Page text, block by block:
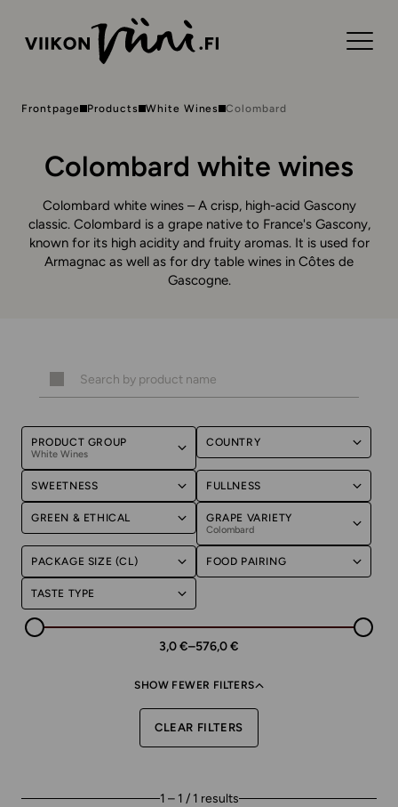
Frontpage Products White Wines Colombard
Colombard white wines
Colombard white wines – A crisp, high-acid Gascony
classic. Colombard is a grape native to France's Gascony,
known for its high acidity and fruity aromas. It is used for
Armagnac as well as for dry table wines in Côtes de
Gascogne.
PRODUCT GROUP
White Wines
COUNTRY
SWEETNESS FULLNESS
GREEN & ETHICAL GRAPE VARIETY
Colombard
PACKAGE SIZE (CL) FOOD PAIRING
TASTE TYPE
3,0 €–576,0 €
SHOW FEWER FILTERS
CLEAR FILTERS
1 – 1 / 1 results